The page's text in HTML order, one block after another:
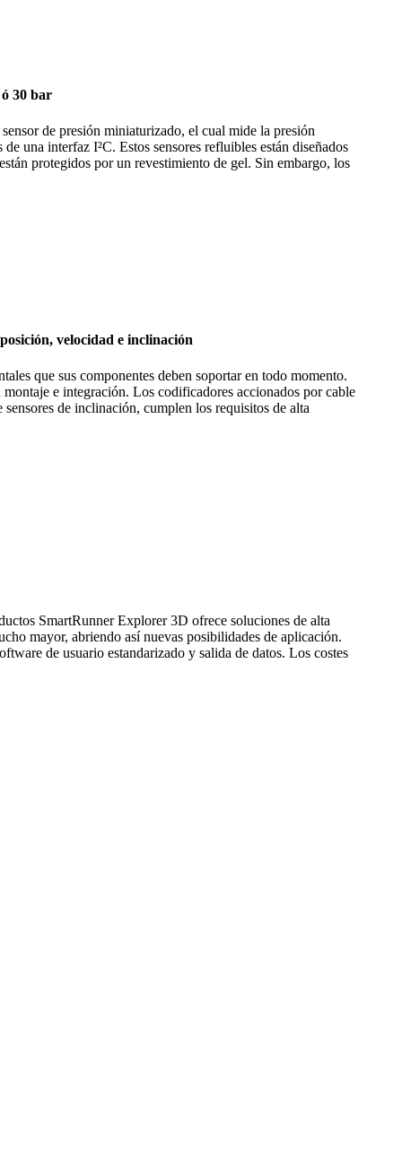
30 bar
de presión miniaturizado, el cual mide la presión
una interfaz I²C. Estos sensores refluibles están diseñados
protegidos por un revestimiento de gel. Sin embargo, los
velocidad e inclinación
que sus componentes deben soportar en todo momento.
e integración. Los codificadores accionados por cable
de inclinación, cumplen los requisitos de alta
SmartRunner Explorer 3D ofrece soluciones de alta
mayor, abriendo así nuevas posibilidades de aplicación.
de usuario estandarizado y salida de datos. Los costes